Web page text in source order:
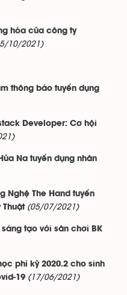
hóa của công ty
10/2021)
thông báo tuyển dụng
Developer: Cơ hội
Na tuyển dụng nhân
Nghệ The Hand tuyển
Thuật (05/07/2021)
tạo với sân chơi BK
phí kỳ 2020.2 cho sinh
19 (17/06/2021)